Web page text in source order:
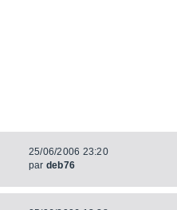
25/06/2006 23:20
par deb76